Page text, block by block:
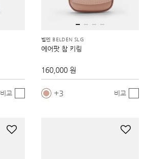
비교
벨덴 BELDEN SLG
에어팟 참 키링
160,000 원
3 비교